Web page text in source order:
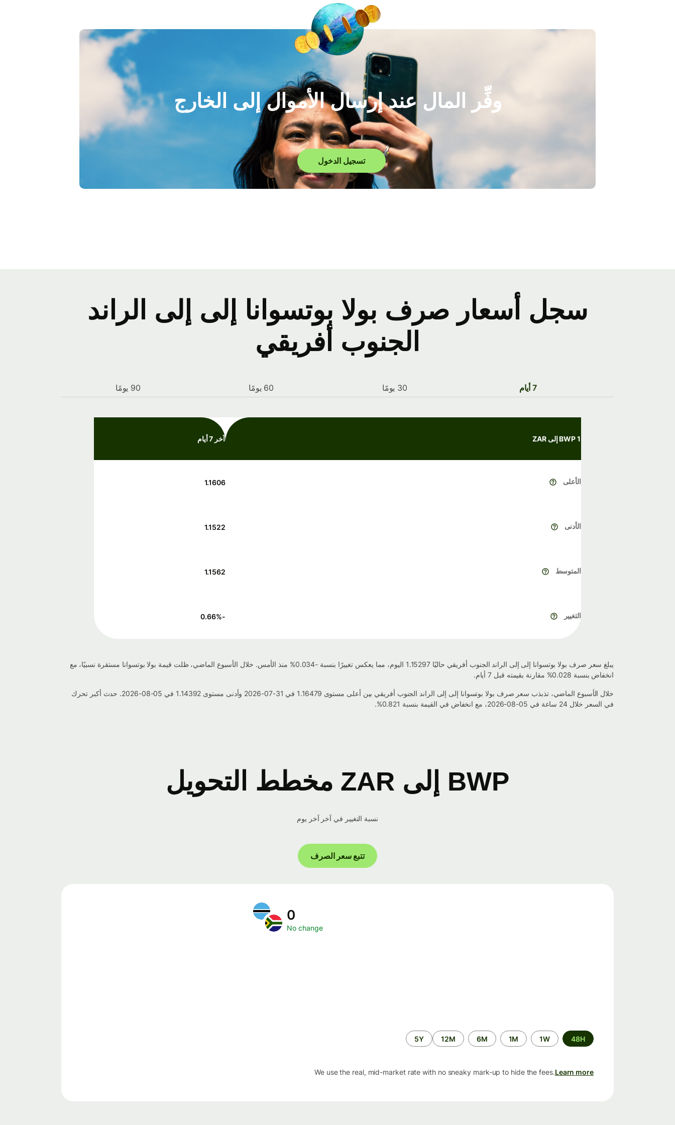
وفِّر المال عند إرسال الأموال إلى الخارج
تسجيل الدخول
سجل أسعار صرف بولا بوتسوانا إلى إلى الراند
الجنوب أفريقي
7 أيام 30 يومًا 60 يومًا 90 يومًا
1 BWP إلى ZAR آخر 7 أيام
الأعلى 1.1606
الأدنى 1.1522
المتوسط 1.1562
التغيير -0.66
%
يبلغ سعر صرف بولا بوتسوانا إلى إلى الراند الجنوب أفريقي حاليًا 1.15297 اليوم، مما يعكس تغييرًا بنسبة -0.034% منذ الأمس. خلال الأسبوع الماضي، ظلت قيمة بولا بوتسوانا مستقرة نسبيًا، مع
انخفاض بنسبة 0.028% مقارنة بقيمته قبل 7 أيام.
خلال الأسبوع الماضي، تذبذب سعر صرف بولا بوتسوانا إلى إلى الراند الجنوب أفريقي بين أعلى مستوى 1.16479 في 31-07-2026 وأدنى مستوى 1.14392 في 05-08-2026. حدث أكبر تحرك
في السعر خلال 24 ساعة في 05-08-2026، مع انخفاض في القيمة بنسبة 0.821%.
BWP إلى ZAR مخطط التحويل
نسبة التغيير في آخر آخر يوم
تتبع سعر الصرف
0
No change
الفترة
الزمنية
48H
1W
1M
6M
12M
5Y
We use the real, mid-market rate with no sneaky mark-up to hide the fees.Learn more